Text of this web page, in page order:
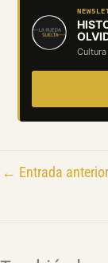
← Entrada anterior